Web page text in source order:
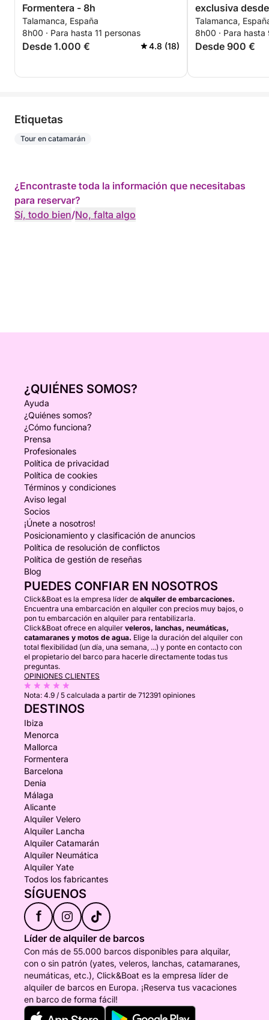
Formentera - 8h
Talamanca, España
8h00 · Para hasta 11 personas
Desde 1.000 € 4.8 (18)
exclusiva
Talamanca,
8h00 · Para hasta
Desde 900 €
Etiquetas
Tour en catamarán
¿Encontraste toda la información que necesitabas
para reservar?
Sí, todo bien/No, falta algo
¿QUIÉNES SOMOS?
Ayuda
¿Quiénes somos?
¿Cómo funciona?
Prensa
Profesionales
Política de privacidad
Política de cookies
Términos y condiciones
Aviso legal
Socios
¡Únete a nosotros!
Posicionamiento y clasificación de anuncios
Política de resolución de conflictos
Política de gestión de reseñas
Blog
PUEDES CONFIAR EN NOSOTROS
Click&Boat es la empresa líder de alquiler de embarcaciones.
Encuentra una embarcación en alquiler con precios muy bajos, o
pon tu embarcación en alquiler para rentabilizarla.
Click&Boat ofrece en alquiler veleros, lanchas, neumáticas,
catamaranes y motos de agua. Elige la duración del alquiler con
total flexibilidad (un día, una semana, ...) y ponte en contacto con
el propietario del barco para hacerle directamente todas tus
preguntas.
OPINIONES CLIENTES
Nota: 4.9 / 5 calculada a partir de 712391 opiniones
DESTINOS
Ibiza
Menorca
Mallorca
Formentera
Barcelona
Denia
Málaga
Alicante
Alquiler Velero
Alquiler Lancha
Alquiler Catamarán
Alquiler Neumática
Alquiler Yate
Todos los fabricantes
SÍGUENOS
f
Líder de alquiler de barcos
Con más de 55.000 barcos disponibles para alquilar,
con o sin patrón (yates, veleros, lanchas, catamaranes,
neumáticas, etc.), Click&Boat es la empresa líder de
alquiler de barcos en Europa. ¡Reserva tus vacaciones
en barco de forma fácil!